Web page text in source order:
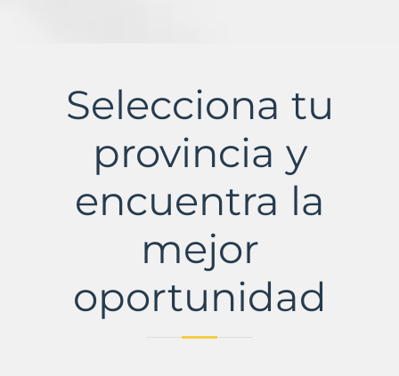
MurbalandsSelecciona tu
provincia y
encuentra la
mejor
oportunidad